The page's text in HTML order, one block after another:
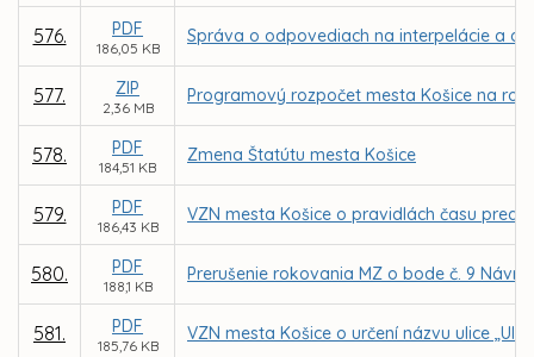
576. PDF
186,05 KB
Správa o odpovediach na interpelácie a
577. ZIP
2,36 MB
Programový rozpočet mesta Košice na roky
578. PDF
184,51 KB
Zmena Štatútu mesta Košice
579. PDF
186,43 KB
VZN mesta Košice o pravidlách času
580. PDF
188,1 KB
Prerušenie rokovania MZ o bode č. 9
581. PDF
185,76 KB
VZN mesta Košice o určení názvu ulice